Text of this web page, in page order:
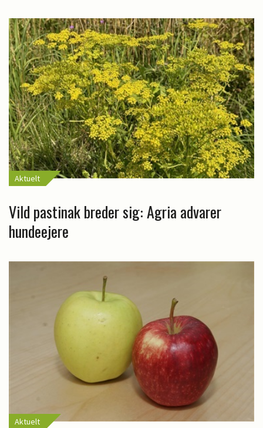
Aktuelt
Vild pastinak breder sig: Agria advarer
hundeejere
Aktuelt